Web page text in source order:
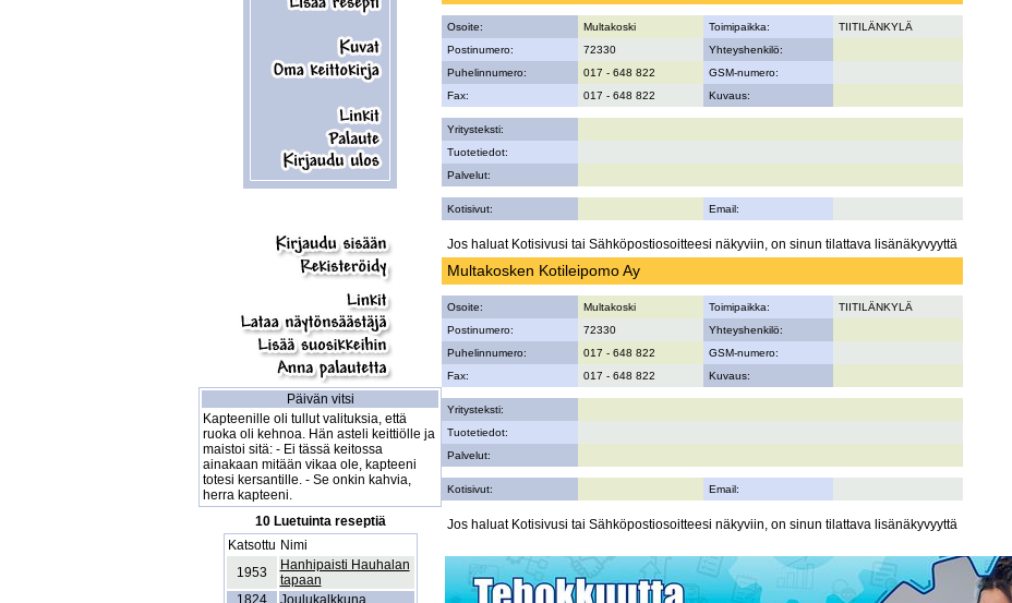
Päivän vitsi
Kapteenille oli tullut valituksia, että
ruoka oli kehnoa. Hän asteli keittiölle ja
maistoi sitä: - Ei tässä keitossa
ainakaan mitään vikaa ole, kapteeni
totesi kersantille. - Se onkin kahvia,
herra kapteeni.
10 Luetuinta reseptiä
Katsottu Nimi
1953
Hanhipaisti Hauhalan
tapaan
1824
Joulukalkkuna
Osoite: Multakoski Toimipaikka:
TIITILÄNKYLÄ
Postinumero:
72330
Yhteyshenkilö:
Puhelinnumero:
017 - 648 822
GSM-numero:
Fax:
017 - 648 822 Kuvaus:
Yritysteksti:
Tuotetiedot:
Palvelut:
Kotisivut: Email:
Jos haluat Kotisivusi tai Sähköpostiosoitteesi näkyviin, on sinun tilattava lisänäkyvyyttä
Multakosken Kotileipomo Ay
Osoite: Multakoski Toimipaikka:
TIITILÄNKYLÄ
Postinumero:
72330
Yhteyshenkilö:
Puhelinnumero:
017 - 648 822
GSM-numero:
Fax:
017 - 648 822 Kuvaus:
Yritysteksti:
Tuotetiedot:
Palvelut:
Kotisivut: Email:
Jos haluat Kotisivusi tai Sähköpostiosoitteesi näkyviin, on sinun tilattava lisänäkyvyyttä